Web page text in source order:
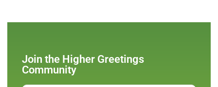
Join the Higher Greetings
Community